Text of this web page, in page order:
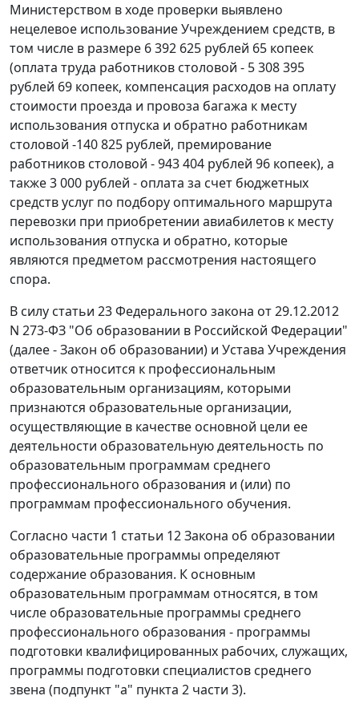
Министерством в ходе проверки выявлено
нецелевое использование Учреждением средств, в
том числе в размере 6 392 625 рублей 65 копеек
(оплата труда работников столовой - 5 308 395
рублей 69 копеек, компенсация расходов на оплату
стоимости проезда и провоза багажа к месту
использования отпуска и обратно работникам
столовой -140 825 рублей, премирование
работников столовой - 943 404 рублей 96 копеек), а
также 3 000 рублей - оплата за счет бюджетных
средств услуг по подбору оптимального маршрута
перевозки при приобретении авиабилетов к месту
использования отпуска и обратно, которые
являются предметом рассмотрения настоящего
спора.
В силу статьи 23 Федерального закона от 29.12.2012
N 273-ФЗ "Об образовании в Российской Федерации"
(далее - Закон об образовании) и Устава Учреждения
ответчик относится к профессиональным
образовательным организациям, которыми
признаются образовательные организации,
осуществляющие в качестве основной цели ее
деятельности образовательную деятельность по
образовательным программам среднего
профессионального образования и (или) по
программам профессионального обучения.
Согласно части 1 статьи 12 Закона об образовании
образовательные программы определяют
содержание образования. К основным
образовательным программам относятся, в том
числе образовательные программы среднего
профессионального образования - программы
подготовки квалифицированных рабочих, служащих,
программы подготовки специалистов среднего
звена (подпункт "а" пункта 2 части 3).